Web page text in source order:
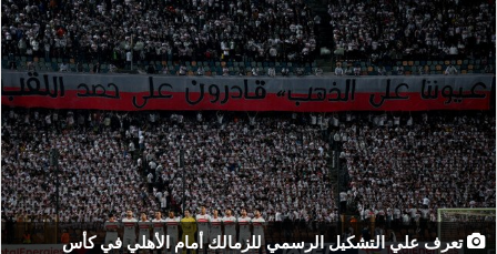
تعرف علي التشكيل الرسمي للزمالك أمام الأهلي في كأس